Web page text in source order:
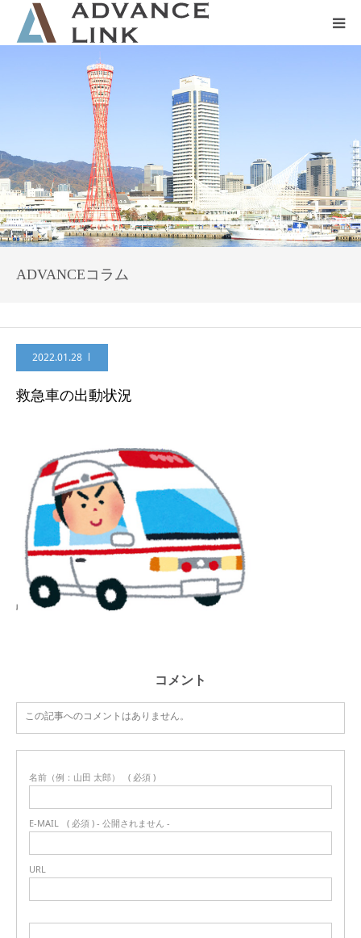
ADVANCEコラム
2022.01.28
救急車の出動状況
コメント
この記事へのコメントはありません。
名前（例：山田 太郎） ( 必須 )
E-MAIL ( 必須 ) - 公開されません -
URL
会社概要
ネット保険
事業保険